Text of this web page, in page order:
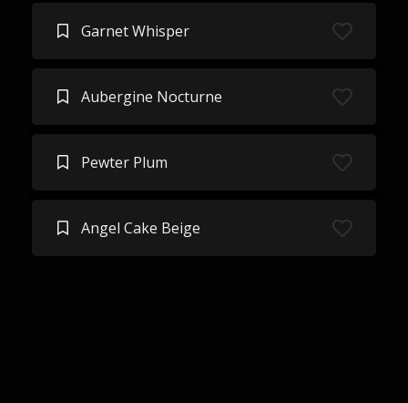
Garnet Whisper
Aubergine Nocturne
Pewter Plum
Angel Cake Beige